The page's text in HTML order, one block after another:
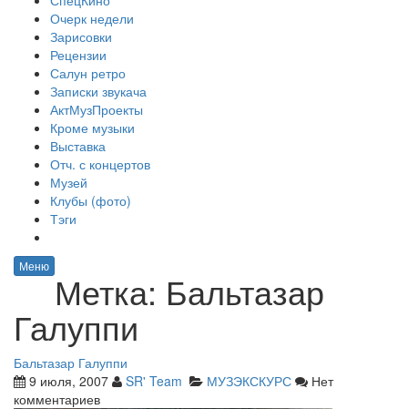
Очерк недели
Зарисовки
Рецензии
Салун ретро
Записки звукача
АктМузПроекты
Кроме музыки
Выставка
Отч. с концертов
Музей
Клубы (фото)
Тэги
Меню
Метка: Бальтазар
Галуппи
Бальтазар Галуппи
9 июля, 2007
SR' Team МУЗЭКСКУРС
Нет
комментариев